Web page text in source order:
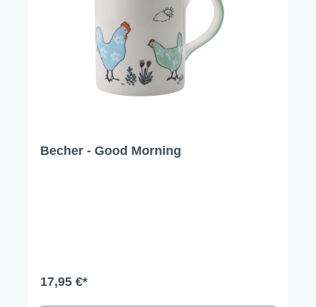
Becher - Good Morning
17,95 €*